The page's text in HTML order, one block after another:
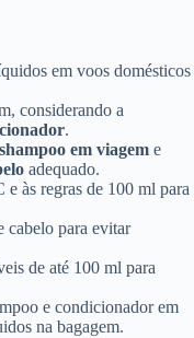
em voos domésticos
considerando a
.
em viagem e
adequado.
às regras de 100 ml para
cabelo para evitar
de até 100 ml para
e condicionador em
na bagagem.